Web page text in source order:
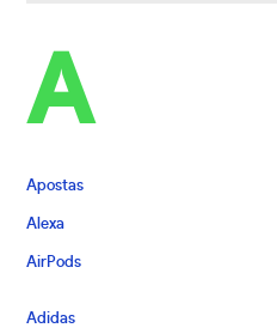
A
Apostas
Alexa
AirPods
Adidas